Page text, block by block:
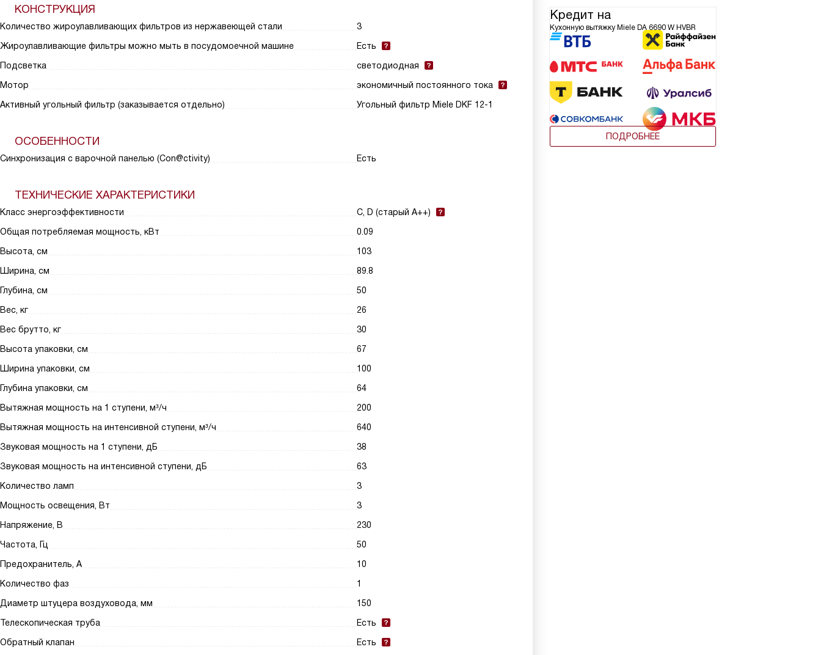
Кредит на
Кухонную вытяжку Miele DA 6690 W HVBR
ПОДРОБНЕЕ
КОНСТРУКЦИЯ
Количество жироулавливающих фильтров из нержавеющей стали
3
Жироулавливающие фильтры можно мыть в посудомоечной машине
Есть
Подсветка
светодиодная
Мотор
экономичный постоянного тока
Активный угольный фильтр (заказывается отдельно)
Угольный фильтр Miele DKF 12-1
ОСОБЕННОСТИ
Синхронизация с варочной панелью (Con@ctivity) Есть
ТЕХНИЧЕСКИЕ ХАРАКТЕРИСТИКИ
Класс энергоэффективности
C, D (старый A++)
Общая потребляемая мощность, кВт
0.09
Высота, см
103
Ширина, см
89.8
Глубина, см
50
Вес, кг
26
Вес брутто, кг
30
Высота упаковки, см
67
Ширина упаковки, см
100
Глубина упаковки, см
64
Вытяжная мощность на 1 ступени, м³/ч
200
Вытяжная мощность на интенсивной ступени, м³/ч
640
Звуковая мощность на 1 ступени, дБ
38
Звуковая мощность на интенсивной ступени, дБ
63
Количество ламп
3
Мощность освещения, Вт
3
Напряжение, В
230
Частота, Гц
50
Предохранитель, А
10
Количество фаз
1
Диаметр штуцера воздуховода, мм
150
Телескопическая труба
Есть
Обратный клапан
Есть